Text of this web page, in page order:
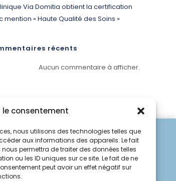
le consentement
nous utilisons des technologies telles que
aux informations des appareils. Le fait
permettra de traiter des données telles
ou les ID uniques sur ce site. Le fait de ne
peut avoir un effet négatif sur
Via Domitia obtient la certification
mention « Haute Qualité des Soins »
récents
Aucun commentaire à afficher.